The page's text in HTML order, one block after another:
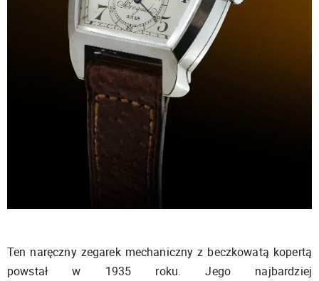
Ten naręczny zegarek mechaniczny z beczkowatą kopertą
powstał w 1935 roku. Jego najbardziej